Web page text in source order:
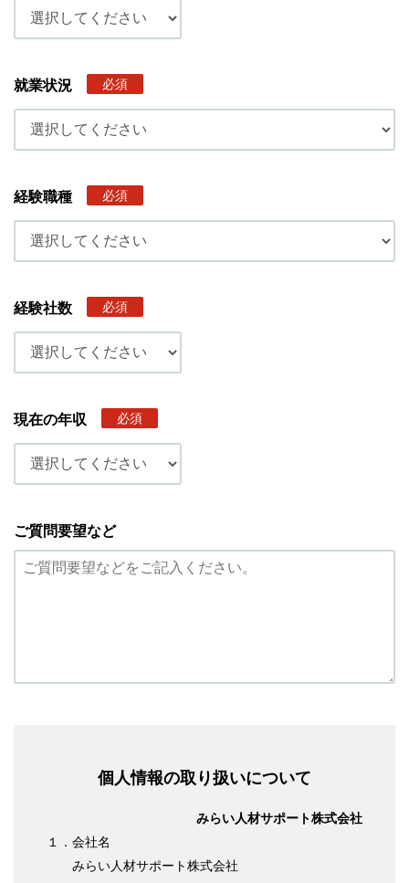
就業状況 必須
経験職種 必須
経験社数 必須
現在の年収 必須
ご質問要望など
個人情報の取り扱いについて
みらい人材サポート株式会社
１．会社名
みらい人材サポート株式会社